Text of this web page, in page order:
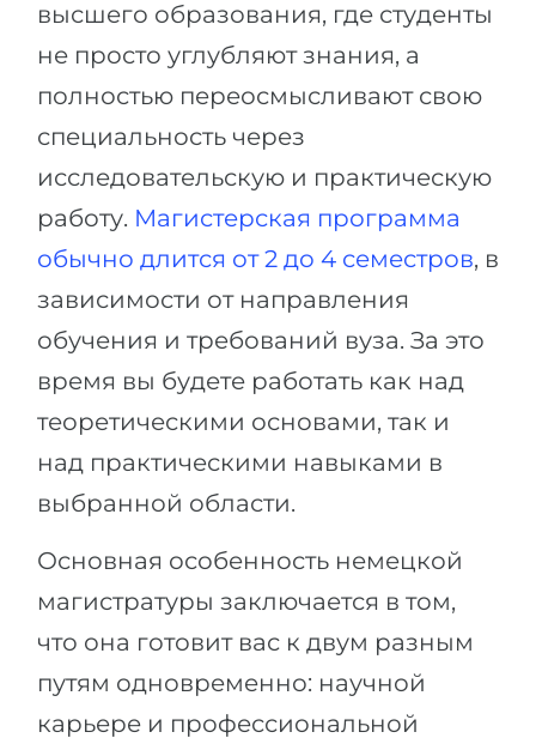
высшего образования, где студенты
не просто углубляют знания, а
полностью переосмысливают свою
специальность через
исследовательскую и практическую
работу. Магистерская программа
обычно длится от 2 до 4 семестров, в
зависимости от направления
обучения и требований вуза. За это
время вы будете работать как над
теоретическими основами, так и
над практическими навыками в
выбранной области.
Основная особенность немецкой
магистратуры заключается в том,
что она готовит вас к двум разным
путям одновременно: научной
карьере и профессиональной